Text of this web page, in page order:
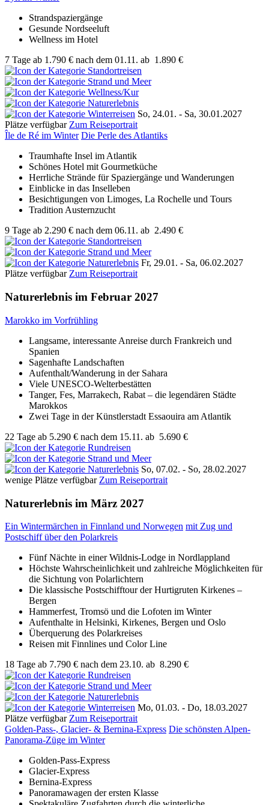
Strandspaziergänge
Gesunde Nordseeluft
Wellness im Hotel
7 Tage ab 1.790 € nach dem 01.11. ab 1.890 €
So, 24.01. - Sa, 30.01.2027
Plätze verfügbar Zum Reiseportrait
Île de Ré im Winter Die Perle des Atlantiks
Traumhafte Insel im Atlantik
Schönes Hotel mit Gourmetküche
Herrliche Strände für Spaziergänge und Wanderungen
Einblicke in das Inselleben
Besichtigungen von Limoges, La Rochelle und Tours
Tradition Austernzucht
9 Tage ab 2.290 € nach dem 06.11. ab 2.490 €
Fr, 29.01. - Sa, 06.02.2027
Plätze verfügbar Zum Reiseportrait
Naturerlebnis im Februar 2027
Marokko im Vorfrühling
Langsame, interessante Anreise durch Frankreich und
Spanien
Sagenhafte Landschaften
Aufenthalt/Wanderung in der Sahara
Viele UNESCO-Welterbestätten
Tanger, Fes, Marrakech, Rabat – die legendären Städte
Marokkos
Zwei Tage in der Künstlerstadt Essaouira am Atlantik
22 Tage ab 5.290 € nach dem 15.11. ab 5.690 €
So, 07.02. - So, 28.02.2027
wenige Plätze verfügbar Zum Reiseportrait
Naturerlebnis im März 2027
Ein Wintermärchen in Finnland und Norwegen mit Zug und
Postschiff über den Polarkreis
Fünf Nächte in einer Wildnis-Lodge in Nordlappland
Höchste Wahrscheinlichkeit und zahlreiche Möglichkeiten für
die Sichtung von Polarlichtern
Die klassische Postschifftour der Hurtigruten Kirkenes –
Bergen
Hammerfest, Tromsö und die Lofoten im Winter
Aufenthalte in Helsinki, Kirkenes, Bergen und Oslo
Überquerung des Polarkreises
Reisen mit Finnlines und Color Line
18 Tage ab 7.790 € nach dem 23.10. ab 8.290 €
Mo, 01.03. - Do, 18.03.2027
Plätze verfügbar Zum Reiseportrait
Golden-Pass-, Glacier- & Bernina-Express Die schönsten Alpen-
Panorama-Züge im Winter
Golden-Pass-Express
Glacier-Express
Bernina-Express
Panoramawagen der ersten Klasse